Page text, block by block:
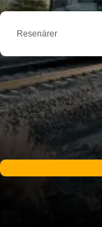
Resenärer